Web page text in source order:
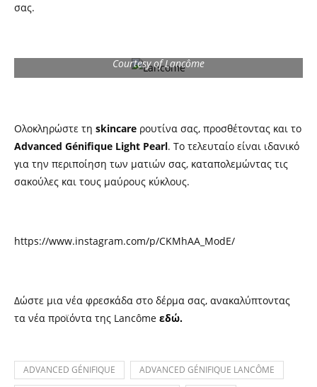
σας.
Courtesy of Lancôme
Ολοκληρώστε τη skincare ρουτίνα σας, προσθέτοντας και το
Advanced Génifique Light Pearl. Το τελευταίο είναι ιδανικό
για την περιποίηση των ματιών σας, καταπολεμώντας τις
σακούλες και τους μαύρους κύκλους.
https://www.instagram.com/p/CKMhAA_ModE/
Δώστε μια νέα φρεσκάδα στο δέρμα σας, ανακαλύπτοντας
τα νέα προϊόντα της Lancôme εδώ.
ADVANCED GÉNIFIQUE
ADVANCED GÉNIFIQUE LANCÔME